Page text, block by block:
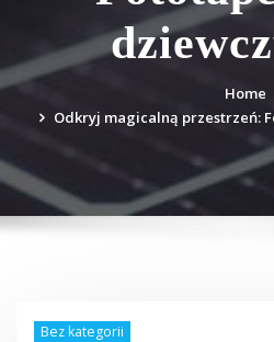
Home
Odkryj magicalną przestrzeń:
Bez kategorii